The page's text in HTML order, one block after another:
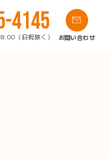
4145
（日祝除く） お問い合わせ